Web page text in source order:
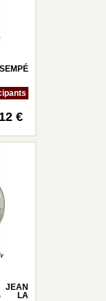
12 €
JEAN
LA